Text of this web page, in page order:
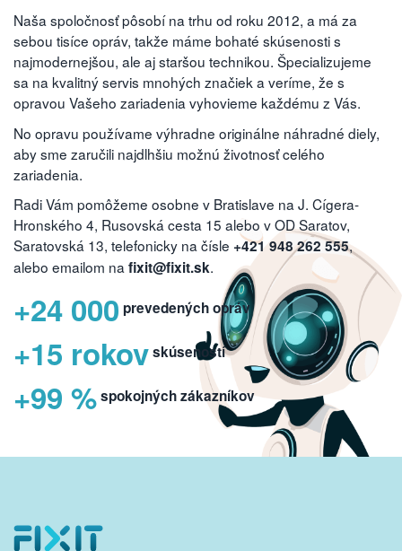
Naša spoločnosť pôsobí na trhu od roku 2012, a má za
sebou tisíce opráv, takže máme bohaté skúsenosti s
najmodernejšou, ale aj staršou technikou. Špecializujeme
sa na kvalitný servis mnohých značiek a veríme, že s
opravou Vašeho zariadenia vyhovieme každému z Vás.
No opravu používame výhradne originálne náhradné diely,
aby sme zaručili najdlhšiu možnú životnosť celého
zariadenia.
Radi Vám pomôžeme osobne v Bratislave na J. Cígera-
Hronského 4, Rusovská cesta 15 alebo v OD Saratov,
Saratovská 13, telefonicky na čísle +421 948 262 555,
alebo emailom na fixit@fixit.sk.
+24 000 prevedených opráv
+15 rokovskúseností
+99 %spokojných zákazníkov